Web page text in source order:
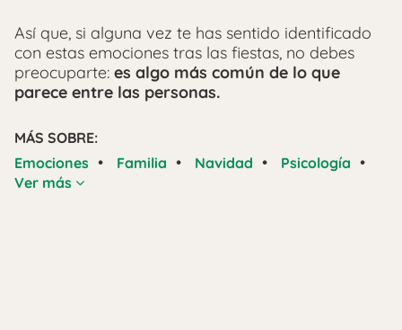
Así que, si alguna vez te has sentido identificado
con estas emociones tras las fiestas, no debes
preocuparte: es algo más común de lo que
parece entre las personas.
MÁS SOBRE:
Emociones • Familia • Navidad • Psicología •
Ver más